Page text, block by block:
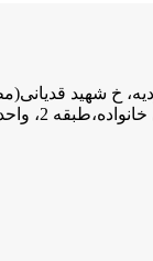
خ شهید
2، واحد 228